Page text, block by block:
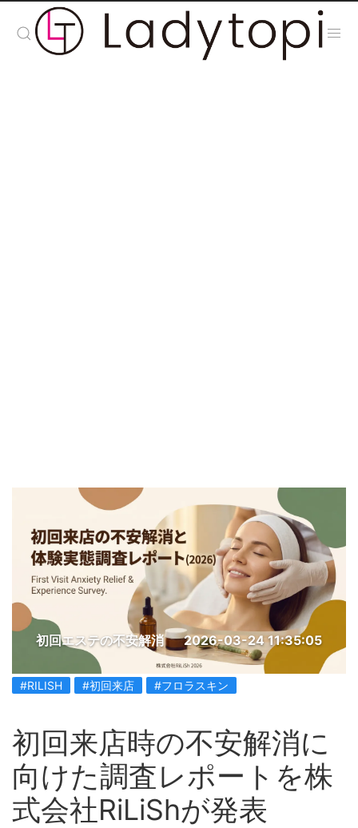
初回エステの不安解消 2026-03-24 11:35:05
#RILISH #初回来店 #フロラスキン
初回来店時の不安解消に
向けた調査レポートを株
式会社RiLiShが発表